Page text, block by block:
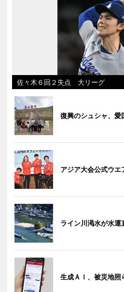
佐々木６回２失点 大リーグ
復興のシュシャ、
アジア大会公式ウ
ライン川渇水が水運
生成ＡＩ、被災地照